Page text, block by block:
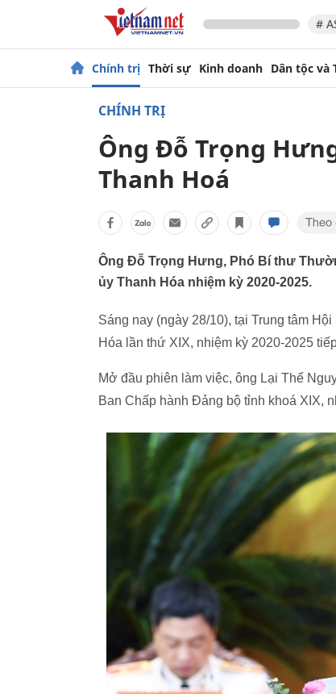
#
Chính trị Thời sự Kinh doanh Dân tộc và
CHÍNH TRỊ
Ông Đỗ Trọng
Thanh Hoá
Ông Đỗ Trọng Hưng, Phó Bí thư
ủy Thanh Hóa nhiệm kỳ 2020-2025.
Sáng nay (ngày 28/10), tại Trung tâm
Hóa lần thứ XIX, nhiệm kỳ 2020-2025
Mở đầu phiên làm việc, ông Lại Thế
Ban Chấp hành Đảng bộ tỉnh khoá XIX,